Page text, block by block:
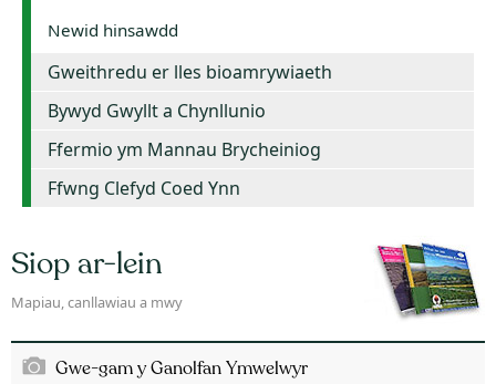
Newid hinsawdd
Gweithredu er lles bioamrywiaeth
Bywyd Gwyllt a Chynllunio
Ffermio ym Mannau Brycheiniog
Ffwng Clefyd Coed Ynn
Siop ar-lein
Mapiau, canllawiau a mwy
Gwe-gam y Ganolfan Ymwelwyr